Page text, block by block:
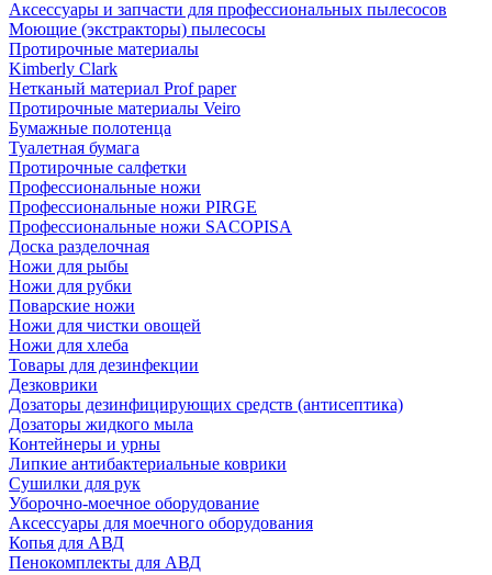
Аксессуары и запчасти для профессиональных пылесосов
Моющие (экстракторы) пылесосы
Протирочные материалы
Kimberly Clark
Нетканый материал Prof paper
Протирочные материалы Veiro
Бумажные полотенца
Туалетная бумага
Протирочные салфетки
Профессиональные ножи
Профессиональные ножи PIRGE
Профессиональные ножи SACOPISA
Доска разделочная
Ножи для рыбы
Ножи для рубки
Поварские ножи
Ножи для чистки овощей
Ножи для хлеба
Товары для дезинфекции
Дезковрики
Дозаторы дезинфицирующих средств (антисептика)
Дозаторы жидкого мыла
Контейнеры и урны
Липкие антибактериальные коврики
Сушилки для рук
Уборочно-моечное оборудование
Аксессуары для моечного оборудования
Копья для АВД
Пенокомплекты для АВД